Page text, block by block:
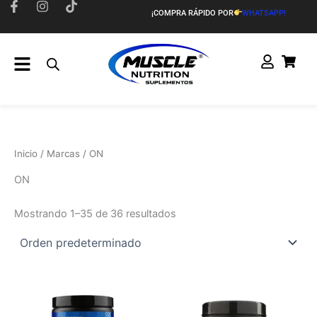
¡COMPRA RÁPIDO POR WHATSAPP!
Inicio / Marcas / ON
ON
Mostrando 1–35 de 36 resultados
producto
producto